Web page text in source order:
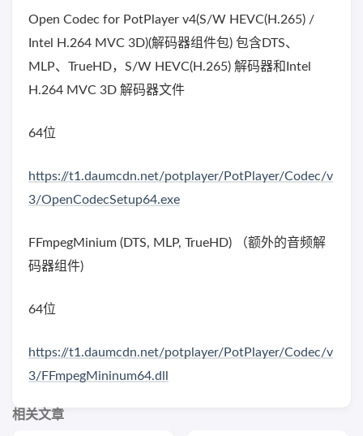
Open Codec for PotPlayer v4(S/W HEVC(H.265) /
Intel H.264 MVC 3D)(解码器组件包) 包含DTS、
MLP、TrueHD，S/W HEVC(H.265) 解码器和Intel
H.264 MVC 3D 解码器文件
64位
https://t1.daumcdn.net/potplayer/PotPlayer/Codec/v
3/OpenCodecSetup64.exe
FFmpegMinium (DTS, MLP, TrueHD) （额外的音频解
码器组件)
64位
https://t1.daumcdn.net/potplayer/PotPlayer/Codec/v
3/FFmpegMininum64.dll
相关文章